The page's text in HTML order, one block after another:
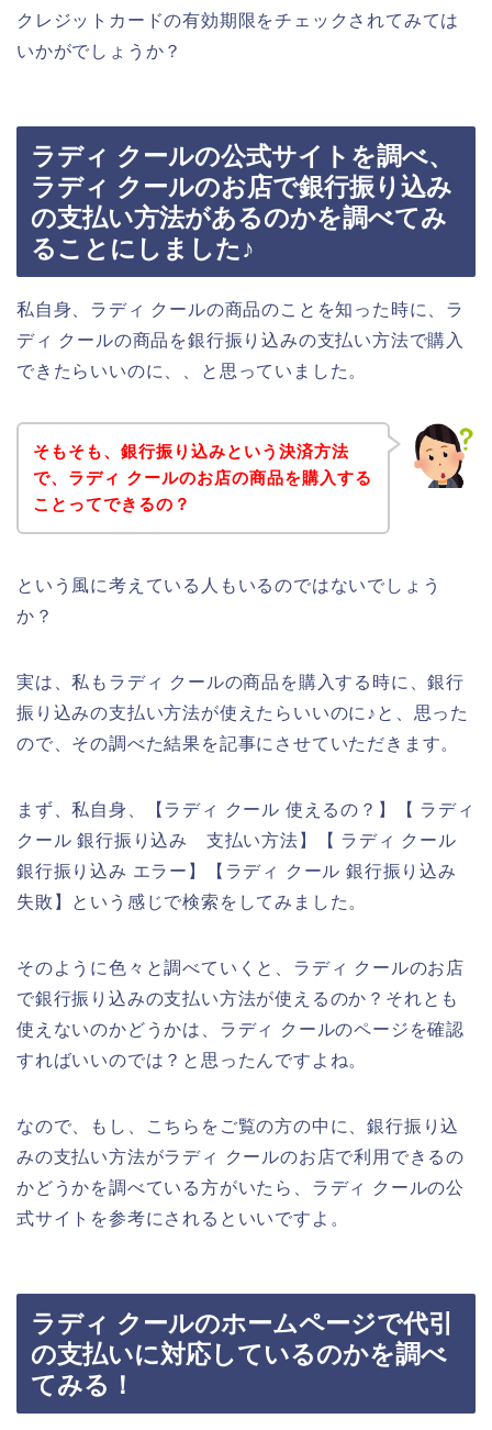
クレジットカードの有効期限をチェックされてみては
いかがでしょうか？
ラディ クールの公式サイトを調べ、
ラディ クールのお店で銀行振り込み
の支払い方法があるのかを調べてみ
ることにしました♪
私自身、ラディ クールの商品のことを知った時に、ラ
ディ クールの商品を銀行振り込みの支払い方法で購入
できたらいいのに、、と思っていました。
そもそも、銀行振り込みという決済方法
で、ラディ クールのお店の商品を購入する
ことってできるの？
という風に考えている人もいるのではないでしょう
か？
実は、私もラディ クールの商品を購入する時に、銀行
振り込みの支払い方法が使えたらいいのに♪と、思った
ので、その調べた結果を記事にさせていただきます。
まず、私自身、【ラディ クール 使えるの？】【 ラディ
クール 銀行振り込み 支払い方法】【 ラディ クール
銀行振り込み エラー】【ラディ クール 銀行振り込み
失敗】という感じで検索をしてみました。
そのように色々と調べていくと、ラディ クールのお店
で銀行振り込みの支払い方法が使えるのか？それとも
使えないのかどうかは、ラディ クールのページを確認
すればいいのでは？と思ったんですよね。
なので、もし、こちらをご覧の方の中に、銀行振り込
みの支払い方法がラディ クールのお店で利用できるの
かどうかを調べている方がいたら、ラディ クールの公
式サイトを参考にされるといいですよ。
ラディ クールのホームページで代引
の支払いに対応しているのかを調べ
てみる！